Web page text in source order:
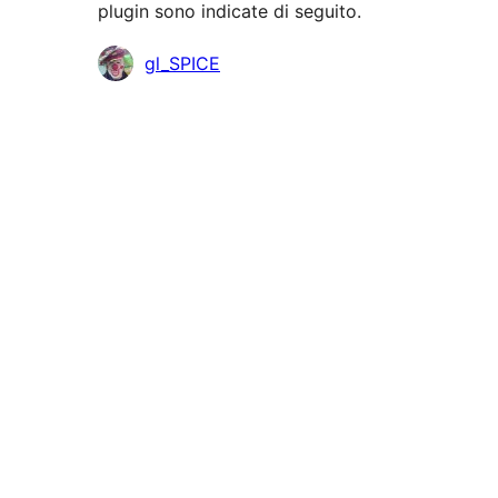
plugin sono indicate di seguito.
Collaboratori
gl_SPICE